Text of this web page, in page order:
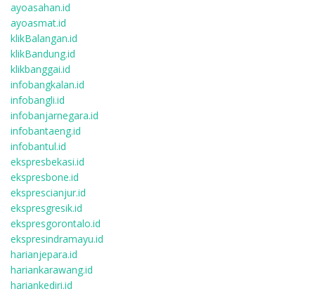
ayoasahan.id
ayoasmat.id
klikBalangan.id
klikBandung.id
klikbanggai.id
infobangkalan.id
infobangli.id
infobanjarnegara.id
infobantaeng.id
infobantul.id
ekspresbekasi.id
ekspresbone.id
eksprescianjur.id
ekspresgresik.id
ekspresgorontalo.id
ekspresindramayu.id
harianjepara.id
hariankarawang.id
hariankediri.id